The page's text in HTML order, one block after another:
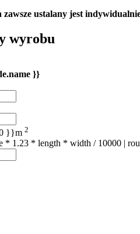
zawsze ustalany jest
wyrobu
}}
}}m 2
* 1.23 * length * width / 10000 |